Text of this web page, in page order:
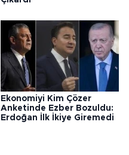
Ekonomiyi Kim Çözer
Anketinde Ezber Bozuldu:
Erdoğan İlk İkiye Giremedi